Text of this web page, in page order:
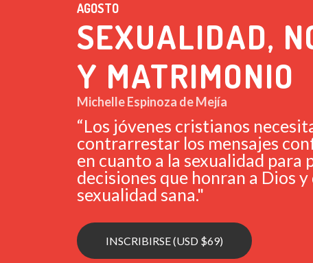
AGOSTO
SEXUALIDAD,
Y MATRIMONIO
Michelle Espinoza de Mejía
“Los jóvenes cristianos
contrarrestar los mensajes
en cuanto a la sexualidad para
decisiones que honran a Dios
sexualidad sana."
INSCRIBIRSE (USD $69)